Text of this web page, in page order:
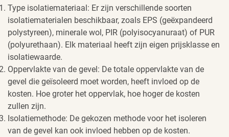
Type isolatiemateriaal: Er zijn verschillende soorten
isolatiematerialen beschikbaar, zoals EPS (geëxpandeerd
polystyreen), minerale wol, PIR (polyisocyanuraat) of PUR
(polyurethaan). Elk materiaal heeft zijn eigen prijsklasse en
isolatiewaarde.
Oppervlakte van de gevel: De totale oppervlakte van de
gevel die geïsoleerd moet worden, heeft invloed op de
kosten. Hoe groter het oppervlak, hoe hoger de kosten
zullen zijn.
Isolatiemethode: De gekozen methode voor het isoleren
van de gevel kan ook invloed hebben op de kosten.